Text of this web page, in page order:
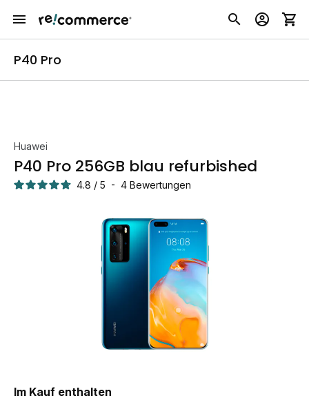
P40 Pro
Huawei
P40 Pro 256GB blau refurbished
4.8 / 5 - 4 Bewertungen
Im Kauf enthalten